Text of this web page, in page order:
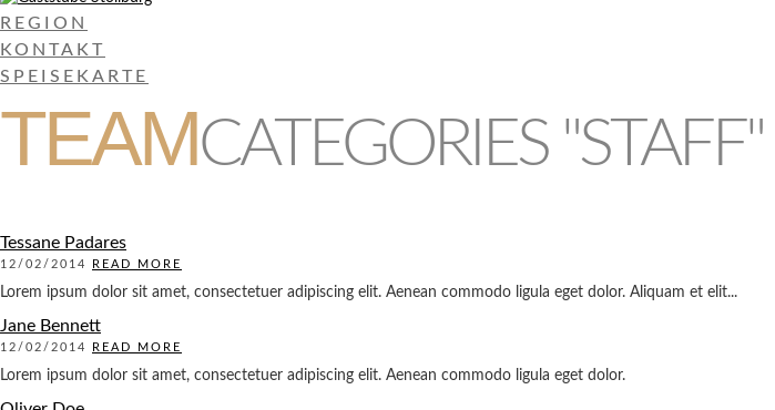
REGION
KONTAKT
SPEISEKARTE
TEAMCATEGORIES "STAFF"
Tessane Padares
12/02/2014 READ MORE
Lorem ipsum dolor sit amet, consectetuer adipiscing elit. Aenean commodo ligula eget dolor. Aliquam et elit...
Jane Bennett
12/02/2014 READ MORE
Lorem ipsum dolor sit amet, consectetuer adipiscing elit. Aenean commodo ligula eget dolor.